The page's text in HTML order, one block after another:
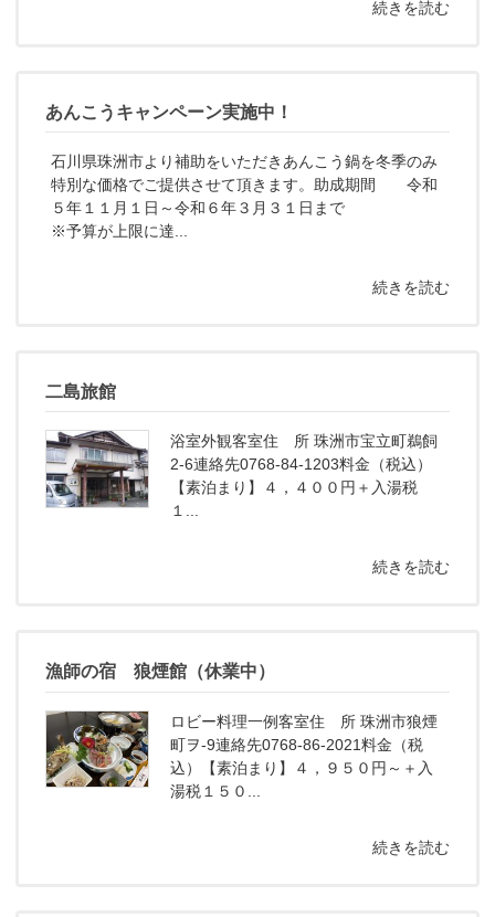
続きを読む
あんこうキャンペーン実施中！
石川県珠洲市より補助をいただきあんこう鍋を冬季のみ
特別な価格でご提供させて頂きます。助成期間 令和
５年１１月１日～令和６年３月３１日まで
※予算が上限に達...
続きを読む
二島旅館
浴室外観客室住 所 珠洲市宝立町鵜飼
2-6連絡先0768-84-1203料金（税込）
【素泊まり】４，４００円＋入湯税
１...
続きを読む
漁師の宿 狼煙館（休業中）
ロビー料理一例客室住 所 珠洲市狼煙
町ヲ-9連絡先0768-86-2021料金（税
込）【素泊まり】４，９５０円～＋入
湯税１５０...
続きを読む